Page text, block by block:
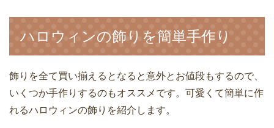
ハロウィンの飾りを簡単手作り
飾りを全て買い揃えるとなると意外とお値段もするので、
いくつか手作りするのもオススメです。可愛くて簡単に作
れるハロウィンの飾りを紹介します。